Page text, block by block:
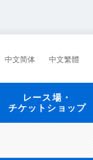
中文简体 中文繁體
レース場・
チケットショップ